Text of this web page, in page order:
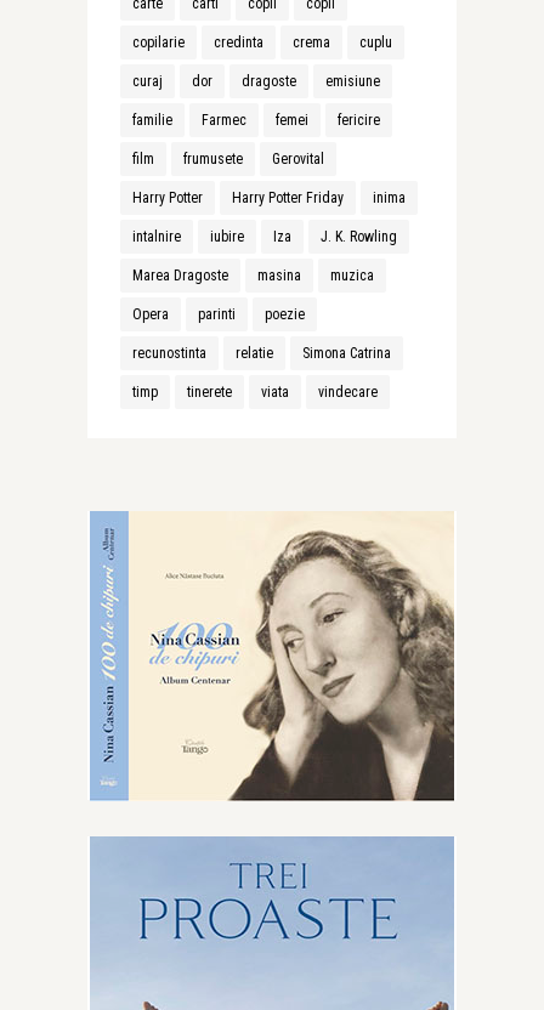
carte carti copii copil
copilarie credinta crema cuplu
curaj dor dragoste emisiune
familie Farmec femei fericire
film frumusete Gerovital
Harry Potter Harry Potter Friday inima
intalnire iubire Iza J. K. Rowling
Marea Dragoste masina muzica
Opera parinti poezie
recunostinta relatie Simona Catrina
timp tinerete viata vindecare